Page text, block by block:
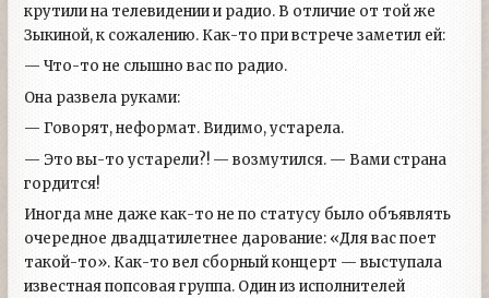
крутили на телевидении и радио. В отличие от той же
Зыкиной, к сожалению. Как-то при встрече заметил ей:
— Что-то не слышно вас по радио.
Она развела руками:
— Говорят, неформат. Видимо, устарела.
— Это вы-то устарели?! — возмутился. — Вами страна
гордится!
Иногда мне даже как-то не по статусу было объявлять
очередное двадцатилетнее дарование: «Для вас поет
такой-то». Как-то вел сборный концерт — выступала
известная попсовая группа. Один из исполнителей